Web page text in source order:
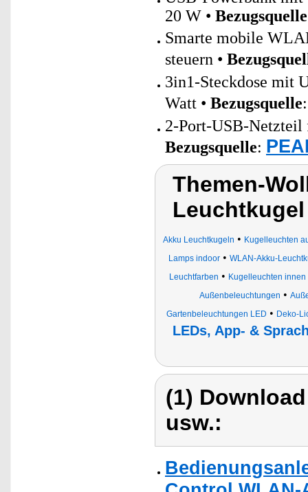
20 W • Bezugsquelle
Smarte mobile
steuern •
3in1-Steckdose mit
Watt • Bezugsquelle
2-Port-USB-Netzteil
Bezugsquelle:
Themen-
Leuchtkugel
Akku Leuchtkugeln • Kugelleuchten
Lamps indoor • WLAN-Akku-
Leuchtfarben • Kugelleuchten innen
Außenbeleuchtungen •
Gartenbeleuchtungen LED • Deko-
LEDs, App- &
(1)
usw.: